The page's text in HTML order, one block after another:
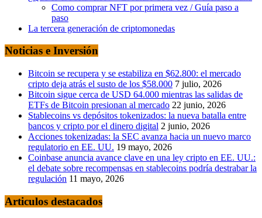
Como comprar NFT por primera vez / Guía paso a
paso
La tercera generación de criptomonedas
Noticias e Inversión
Bitcoin se recupera y se estabiliza en $62.800: el mercado
cripto deja atrás el susto de los $58.000 7 julio, 2026
Bitcoin sigue cerca de USD 64.000 mientras las salidas de
ETFs de Bitcoin presionan al mercado 22 junio, 2026
Stablecoins vs depósitos tokenizados: la nueva batalla entre
bancos y cripto por el dinero digital 2 junio, 2026
Acciones tokenizadas: la SEC avanza hacia un nuevo marco
regulatorio en EE. UU. 19 mayo, 2026
Coinbase anuncia avance clave en una ley cripto en EE. UU.:
el debate sobre recompensas en stablecoins podría destrabar la
regulación 11 mayo, 2026
Articulos destacados